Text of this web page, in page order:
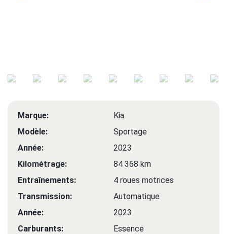
Marque:
Kia
Modèle:
Sportage
Année:
2023
Kilométrage:
84 368 km
Entraînements:
4 roues motrices
Transmission:
Automatique
Année:
2023
Carburants:
Essence